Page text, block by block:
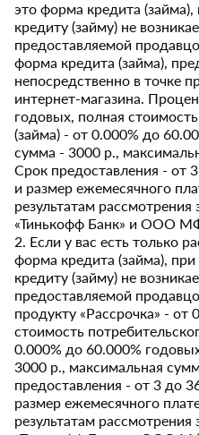
это форма кредита
кредиту (займу) не
предоставляемой
форма кредита (займа),
непосредственно в точке
интернет-магазина.
годовых, полная
(займа) - от 0.000% до
сумма - 3000 р.,
Срок предоставления - от
и размер ежемесячного
результатам
«Тинькофф Банк» и ООО
2. Если у вас есть только
форма кредита (займа),
кредиту (займу) не
предоставляемой
продукту «Рассрочка» - от
стоимость
0.000% до 60.000%
3000 р., максимальная
предоставления - от 3 до
размер ежемесячного
результатам